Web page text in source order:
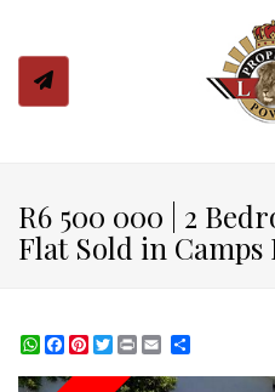
R6 500 000 | 2
Flat Sold in Camps
WhatsApp
Facebook
Pinterest
Twitter
Print